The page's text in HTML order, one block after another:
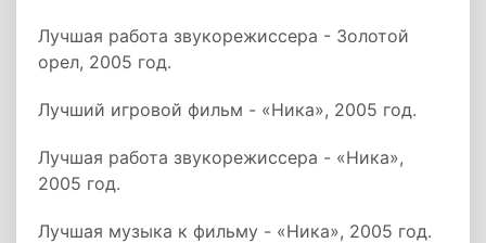
Лучшая работа звукорежиссера - Золотой
орел, 2005 год.
Лучший игровой фильм - «Ника», 2005 год.
Лучшая работа звукорежиссера - «Ника»,
2005 год.
Лучшая музыка к фильму - «Ника», 2005 год.